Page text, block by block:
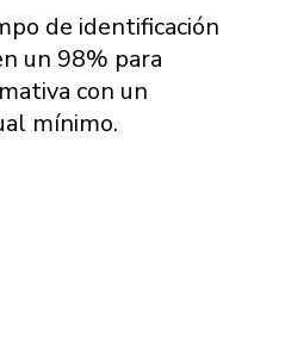
de identificación
un 98% para
con un
mínimo.